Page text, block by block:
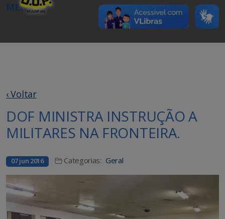
MENU
‹ Voltar
DOF MINISTRA INSTRUÇÃO A
MILITARES NA FRONTEIRA.
07 jun 2016 Categorias: Geral